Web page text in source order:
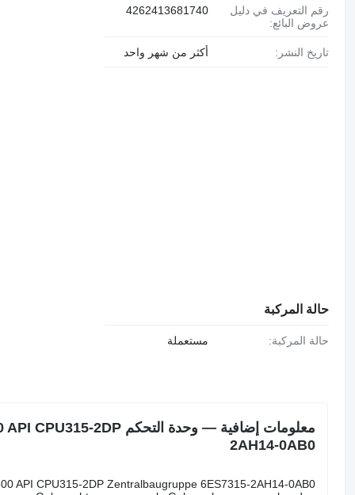
رقم التعريف في دليل
عروض البائع:
4262413681740
تاريخ النشر: أكثر من شهر واحد
حالة المركبة
حالة المركبة: مستعملة
2AH14-0AB0
API CPU315-2DP Zentralbaugruppe 6ES7315-2AH14-0AB0